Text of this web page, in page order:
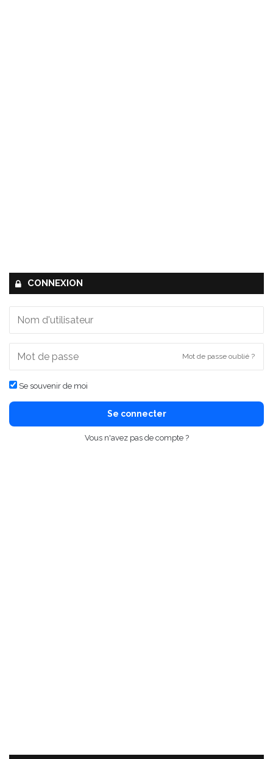
CONNEXION
Mot de passe oublié ?
Se souvenir de moi
Se connecter
Vous n'avez pas de compte ?